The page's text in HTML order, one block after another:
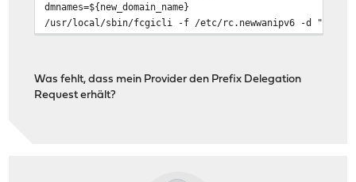
dmnames=${new_domain_name}
/usr/local/sbin/fcgicli -f /etc/rc.newwanipv6 -d
Was fehlt, dass mein Provider den Prefix Delegation
Request erhält?